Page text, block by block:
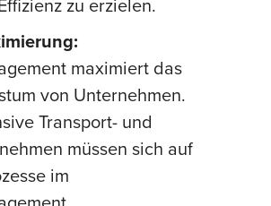
maximiert das
von Unternehmen.
Transport- und
müssen sich auf
im